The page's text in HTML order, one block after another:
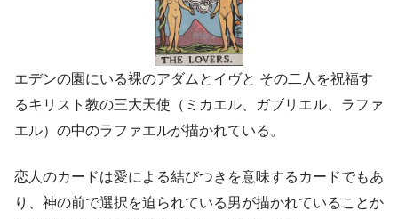
エデンの園にいる裸のアダムとイヴと その二人を祝福す
るキリスト教の三大天使（ミカエル、ガブリエル、ラファ
エル）の中のラファエルが描かれている。
恋人のカードは愛による結びつきを意味するカードでもあ
り、神の前で選択を迫られている男が描かれていることか